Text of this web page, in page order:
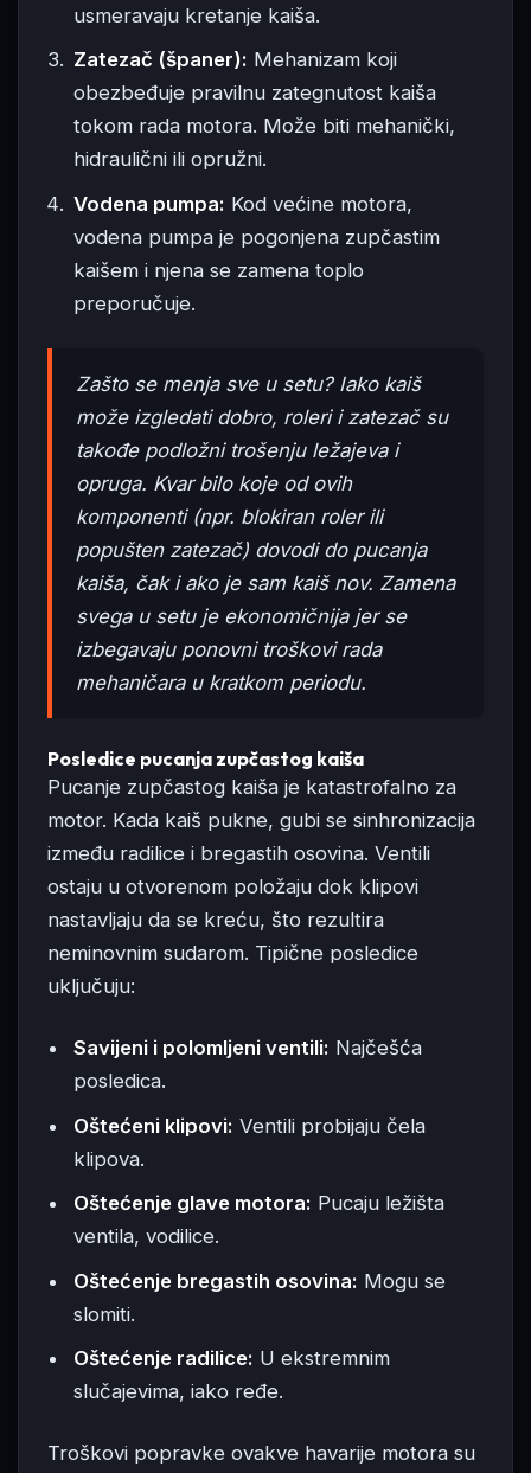
usmeravaju kretanje kaiša.
Zatezač (španer): Mehanizam koji
obezbeđuje pravilnu zategnutost kaiša
tokom rada motora. Može biti mehanički,
hidraulični ili opružni.
Vodena pumpa: Kod većine motora,
vodena pumpa je pogonjena zupčastim
kaišem i njena se zamena toplo
preporučuje.
Zašto se menja sve u setu? Iako kaiš
može izgledati dobro, roleri i zatezač su
takođe podložni trošenju ležajeva i
opruga. Kvar bilo koje od ovih
komponenti (npr. blokiran roler ili
popušten zatezač) dovodi do pucanja
kaiša, čak i ako je sam kaiš nov. Zamena
svega u setu je ekonomičnija jer se
izbegavaju ponovni troškovi rada
mehaničara u kratkom periodu.
Posledice pucanja zupčastog kaiša
Pucanje zupčastog kaiša je katastrofalno za
motor. Kada kaiš pukne, gubi se sinhronizacija
između radilice i bregastih osovina. Ventili
ostaju u otvorenom položaju dok klipovi
nastavljaju da se kreću, što rezultira
neminovnim sudarom. Tipične posledice
uključuju:
Savijeni i polomljeni ventili: Najčešća
posledica.
Oštećeni klipovi: Ventili probijaju čela
klipova.
Oštećenje glave motora: Pucaju ležišta
ventila, vodilice.
Oštećenje bregastih osovina: Mogu se
slomiti.
Oštećenje radilice: U ekstremnim
slučajevima, iako ređe.
Troškovi popravke ovakve havarije motora su